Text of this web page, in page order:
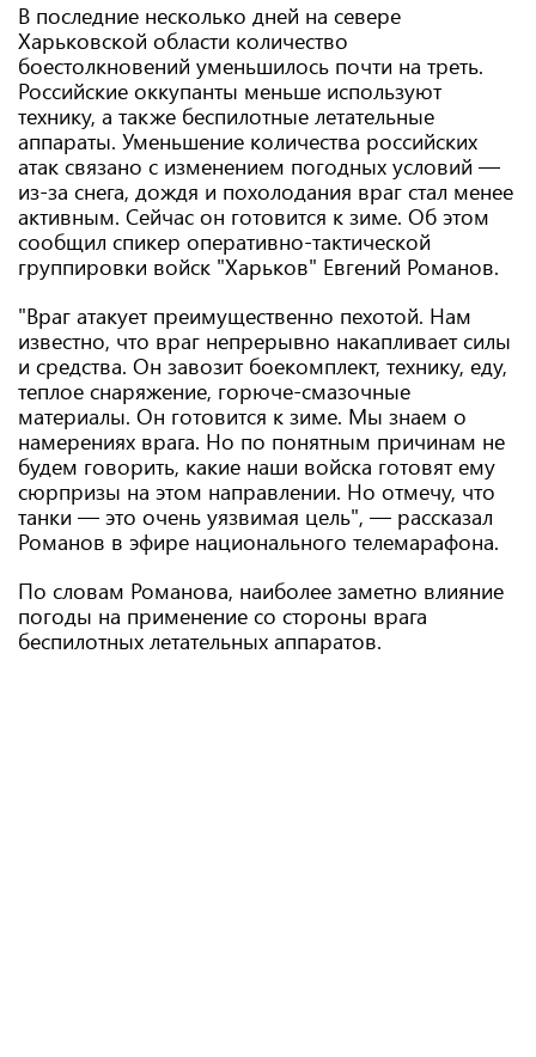
В последние несколько дней на севере
Харьковской области количество
боестолкновений уменьшилось почти на треть.
Российские оккупанты меньше используют
технику, а также беспилотные летательные
аппараты. Уменьшение количества российских
атак связано с изменением погодных условий —
из-за снега, дождя и похолодания враг стал менее
активным. Сейчас он готовится к зиме. Об этом
сообщил спикер оперативно-тактической
группировки войск "Харьков" Евгений Романов.
"Враг атакует преимущественно пехотой. Нам
известно, что враг непрерывно накапливает силы
и средства. Он завозит боекомплект, технику, еду,
теплое снаряжение, горюче-смазочные
материалы. Он готовится к зиме. Мы знаем о
намерениях врага. Но по понятным причинам не
будем говорить, какие наши войска готовят ему
сюрпризы на этом направлении. Но отмечу, что
танки — это очень уязвимая цель", — рассказал
Романов в эфире национального телемарафона.
По словам Романова, наиболее заметно влияние
погоды на применение со стороны врага
беспилотных летательных аппаратов.